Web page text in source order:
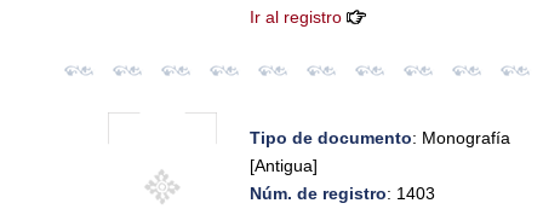
Ir al registro
Tipo de documento: Monografía
[Antigua]
Núm. de registro: 1403